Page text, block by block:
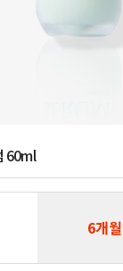
60ml
6개